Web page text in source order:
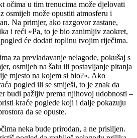
očima u tim trenucima može djelovati
osmijeh može opustiti atmosferu i
Na primjer, ako razgovor zastane,
i reći »Pa, to je bio zanimljiv zaokret,
će dodati toplinu tvojim riječima.
za prevladavanje nelagode, pokušaj s
osmijeh na šalu ili postavljanje pitanja
mjesto na kojem si bio?«. Ako
pogled ili se smiješi, to je znak da
budi pažljiv prema njihovoj udobnosti –
kraće poglede koji i dalje pokazuju
da se opuste.
neka bude prirodan, a ne prisiljen.